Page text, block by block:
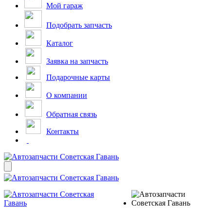
Мой гараж
Подобрать запчасть
Каталог
Заявка на запчасть
Подарочные карты
О компании
Обратная связь
Контакты